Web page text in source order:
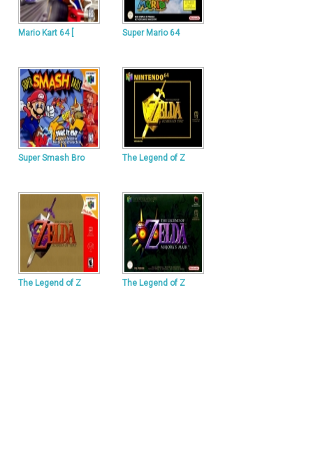
Mario Kart 64 [ Super Mario 64
Super Smash Bro The Legend of Z
The Legend of Z The Legend of Z